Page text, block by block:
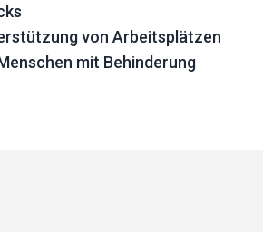
von Arbeitsplätzen
mit Behinderung